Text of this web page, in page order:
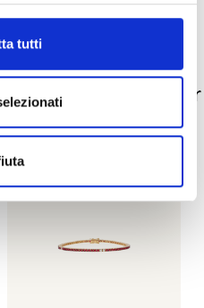
tutti
prodotti scelti per